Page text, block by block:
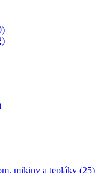
mikiny a tepláky (25)